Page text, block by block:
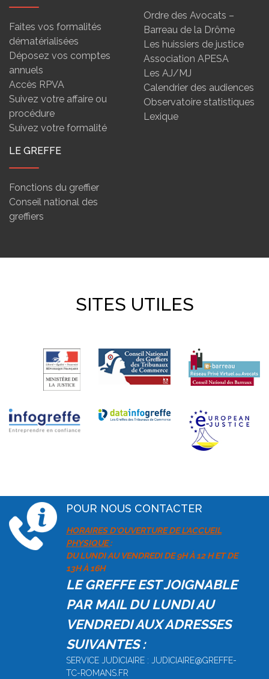
Faites vos formalités
dématérialisées
Déposez vos comptes
annuels
Accès RPVA
Suivez votre affaire ou
procédure
Suivez votre formalité
Ordre des Avocats –
Barreau de la Drôme
Les huissiers de justice
Association APESA
Les AJ/MJ
Calendrier des audiences
Observatoire statistiques
Lexique
LE GREFFE
Fonctions du greffier
Conseil national des
greffiers
SITES UTILES
POUR NOUS CONTACTER
HORAIRES D'OUVERTURE DE L'ACCUEIL
PHYSIQUE:
DU LUNDI AU VENDREDI DE 9H À 12 H ET DE
13H À 16H
LE GREFFE EST JOIGNABLE
PAR MAIL DU LUNDI AU
VENDREDI AUX ADRESSES
SUIVANTES :
SERVICE JUDICIAIRE : JUDICIAIRE@GREFFE-
TC-ROMANS.FR